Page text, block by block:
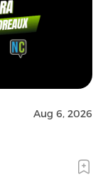
Aug 6, 2026